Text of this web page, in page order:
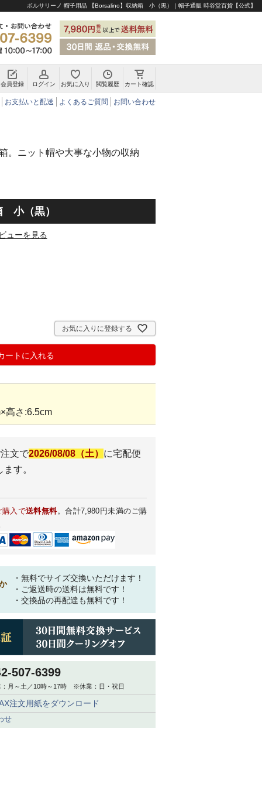
ボルサリーノ 帽子用品 【Borsalino】収納箱 小（黒）｜帽子通販 時谷堂百貨【公式】
会員登録 ログイン お気に入り 閲覧履歴 カート確認
お支払いと配送 よくあるご質問 お問い合わせ
。ニット帽や大事な小物の収納
小（黒）
ューを見る
お気に入りに登録する
ートに入れる
高さ:6.5cm
文で2026/08/08（土） に宅配便
す。
購入で送料無料。合計7,980円未満のご購
・無料でサイズ交換いただけます！
・ご返送時の送料は無料です！
・交換品の再配達も無料です！
507-6399
：月～土／10時～17時 ※休業：日・祝日
注文用紙をダウンロード
せ